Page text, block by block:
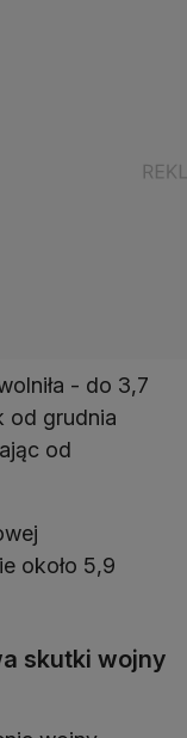
- do 3,7
od grudnia
od
około 5,9
skutki wojny